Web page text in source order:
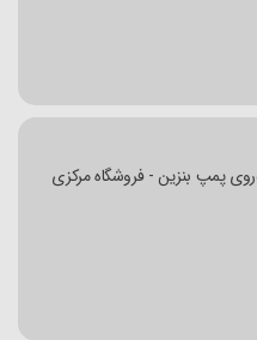
پمپ بنزین - فروشگاه مرکزی